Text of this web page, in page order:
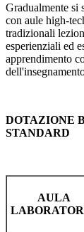
Gradualmente si
con aule high-
tradizionali
esperienziali ed
apprendimento
DOTAZIONE
STANDARD
AULA